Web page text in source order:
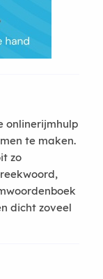
onlinerijmhulp
te maken.
zo
dicht zoveel